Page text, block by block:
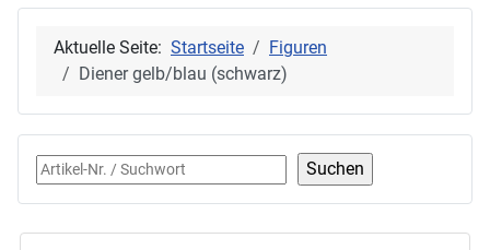
Aktuelle Seite: Startseite
Figuren
Diener gelb/blau (schwarz)